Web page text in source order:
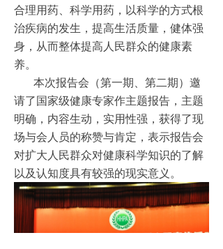
合理用药、科学用药，以科学的方式根
治疾病的发生，提高生活质量，健体强
身，从而整体提高人民群众的健康素
养。
本次报告会（第一期、第二期）邀
请了国家级健康专家作主题报告，主题
明确，内容生动，实用性强，获得了现
场与会人员的称赞与肯定，表示报告会
对扩大人民群众对健康科学知识的了解
以及认知度具有较强的现实意义。